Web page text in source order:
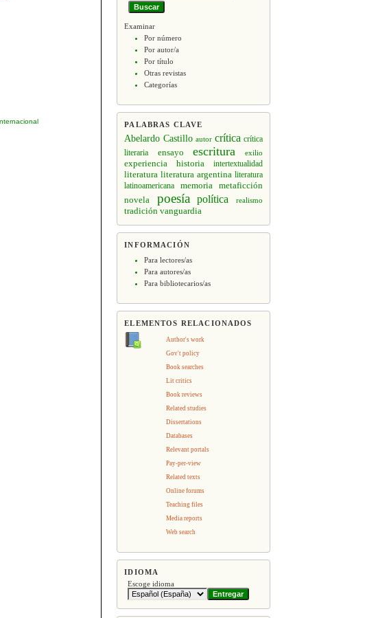
Examinar
Por número
Por autor/a
Por título
Otras revistas
Categorías
PALABRAS CLAVE
Abelardo Castillo autor crítica crítica
literaria
ensayo escritura exilio
experiencia historia intertextualidad
literatura literatura argentina literatura
latinoamericana
memoria
metaficción
novela
poesía política realismo
tradición vanguardia
INFORMACIÓN
Para lectores/as
Para autores/as
Para bibliotecarios/as
ELEMENTOS RELACIONADOS
Author's work
Gov't policy
Book searches
Lit critics
Book reviews
Related studies
Dissertations
Databases
Relevant portals
Pay-per-view
Related texts
Online forums
Teaching files
Media reports
Web search
IDIOMA
Escoge idioma